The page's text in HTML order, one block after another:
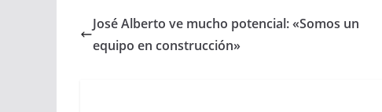
José Alberto ve mucho potencial: «Somos un
equipo en construcción»